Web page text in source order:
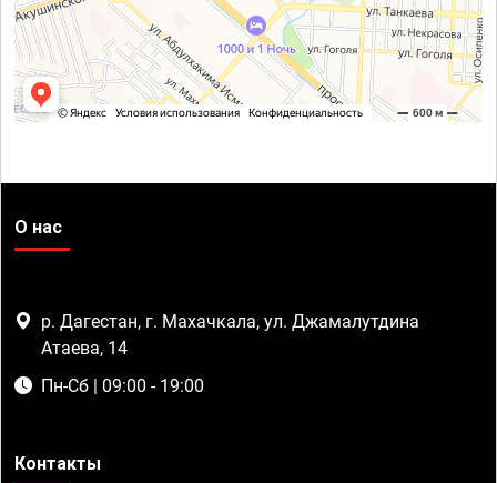
О нас
р. Дагестан, г. Махачкала, ул. Джамалутдина
Атаева, 14
Пн-Сб | 09:00 - 19:00
Контакты